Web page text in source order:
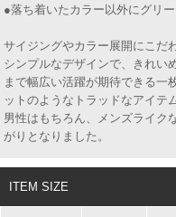
●落ち着いたカラー以外にグリ
サイジングやカラー展開にこだ
シンプルなデザインで、きれい
まで幅広い活躍が期待できる一
ットのようなトラッドなアイテ
男性はもちろん、メンズライク
がりとなりました。
ITEM SIZE